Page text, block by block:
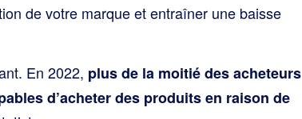
de votre marque et entraîner une baisse
En 2022, plus de la moitié des acheteurs
d’acheter des produits en raison de